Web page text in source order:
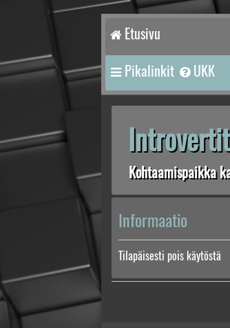
Etusivu
Pikalinkit UKK
Kohtaamispaikka
Informaatio
Tilapäisesti pois käytöstä